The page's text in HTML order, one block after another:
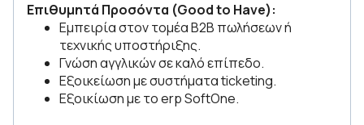
Επιθυμητά Προσόντα (Good to Have):
Εμπειρία στον τομέα B2B πωλήσεων ή
τεχνικής υποστήριξης.
Γνώση αγγλικών σε καλό επίπεδο.
Εξοικείωση με συστήματα ticketing.
Εξοικίωση με το erp SoftOne.